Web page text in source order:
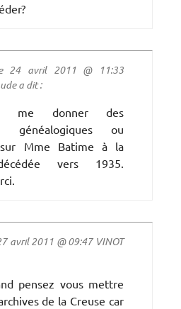
24 avril 2011 @ 11:33
a dit :
me donner des
généalogiques ou
Mme Batime à la
vers 1935.
avril 2011 @ 09:47 VINOT
pensez vous mettre
de la Creuse car